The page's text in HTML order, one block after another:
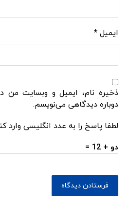
ایمیل*
ذخیره نام، ایمیل و وبسایت من
دوباره دیدگاهی می‌نویسم.
لطفا پاسخ را به عدد انگلیسی وارد
دو + 12 =